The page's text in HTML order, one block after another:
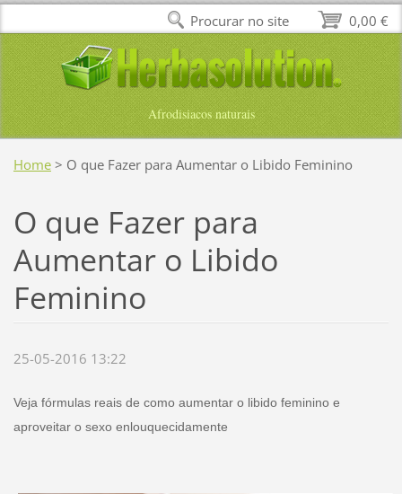
Afrodisiacos naturais
Home > O que Fazer para Aumentar o Libido Feminino
O que Fazer para
Aumentar o Libido
Feminino
25-05-2016 13:22
Veja fórmulas reais de como aumentar o libido feminino e
aproveitar o sexo enlouquecidamente
0,00 €
Procurar no site